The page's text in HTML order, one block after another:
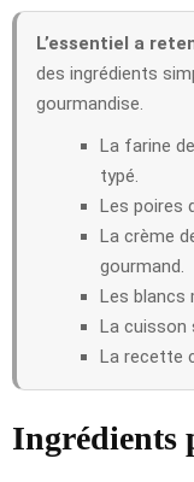
L’essentiel a
des ingrédients
gourmandise.
La farine
typé.
Les poires
La crème
gourmand.
Les blancs
La cuisson
La recette
Ingrédients